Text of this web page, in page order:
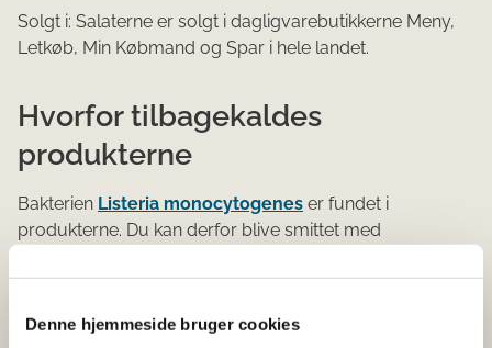
Denne hjemmeside bruger cookies
Solgt i: Salaterne er solgt i dagligvarebutikkerne Meny,
Letkøb, Min Købmand og Spar i hele landet.
Hvorfor tilbagekaldes
produkterne
Bakterien Listeria monocytogenes er fundet i
produkterne. Du kan derfor blive smittet med
Symptomerne kan blandt andet være influenzalignende
mavetarmproblemer.